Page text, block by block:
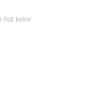
hat keine